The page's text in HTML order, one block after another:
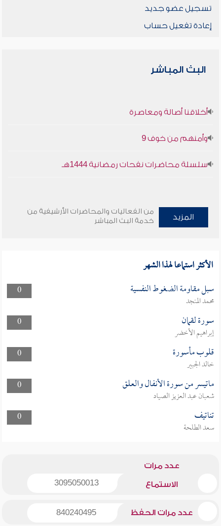
تسجيل عضو جديد
إعادة تفعيل حساب
البث المباشر
أخلاقنا أصالة ومعاصرة
وأمنهم من خوف 9
سلسلة محاضرات نفحات رمضانية 1444هـ
المزيد
من الفعاليات والمحاضرات الأرشيفية من
خدمة البث المباشر
الأكثر استماعا لهذا الشهر
0 سبل مقاومة الضغوط النفسية
محمد المنجد
0
سورة لقمان
إبراهيم الأخضر
0
قلوب مأسورة
خالد الجبير
0
ماتيسر من سورة الأنفال والعلق
شعبان عبد العزيز الصياد
0
تناتيف
سعد الطلحة
عدد مرات
الاستماع 3095050013
عدد مرات الحفظ 840240495